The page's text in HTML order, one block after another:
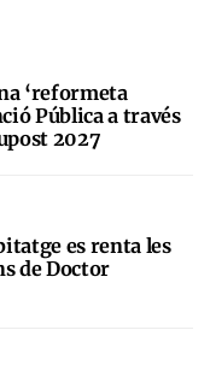
‘reformeta
Pública a través
2027
es renta les
de Doctor